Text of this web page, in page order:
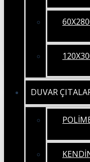
DUVAR